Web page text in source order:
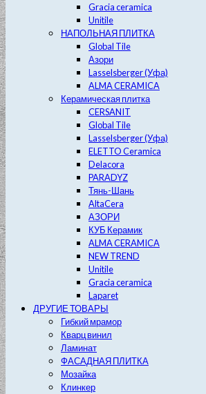
Gracia ceramica
Unitile
НАПОЛЬНАЯ ПЛИТКА
Global Tile
Азори
Lasselsberger (Уфа)
ALMA CERAMICA
Керамическая плитка
CERSANIT
Global Tile
Lasselsberger (Уфа)
ELETTO Ceramica
Delacora
PARADYZ
Тянь-Шань
AltaCera
АЗОРИ
КУБ Керамик
ALMA CERAMICA
NEW TREND
Unitile
Gracia ceramica
Laparet
ДРУГИЕ ТОВАРЫ
Гибкий мрамор
Кварц винил
Ламинат
ФАСАДНАЯ ПЛИТКА
Мозайка
Клинкер